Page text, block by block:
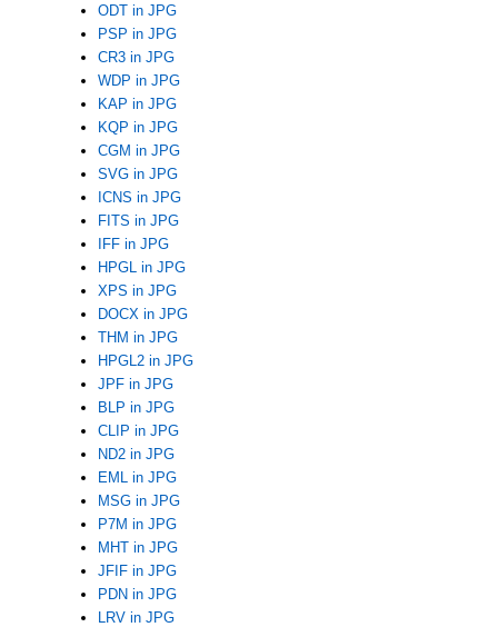
ODT in JPG
PSP in JPG
CR3 in JPG
WDP in JPG
KAP in JPG
KQP in JPG
CGM in JPG
SVG in JPG
ICNS in JPG
FITS in JPG
IFF in JPG
HPGL in JPG
XPS in JPG
DOCX in JPG
THM in JPG
HPGL2 in JPG
JPF in JPG
BLP in JPG
CLIP in JPG
ND2 in JPG
EML in JPG
MSG in JPG
P7M in JPG
MHT in JPG
JFIF in JPG
PDN in JPG
LRV in JPG